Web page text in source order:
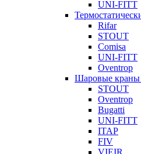
UNI-FITT
Rifar
STOUT
Comisa
UNI-FITT
Oventrop
Шаровые краны
STOUT
Oventrop
Bugatti
UNI-FITT
ITAP
FIV
VIEIR